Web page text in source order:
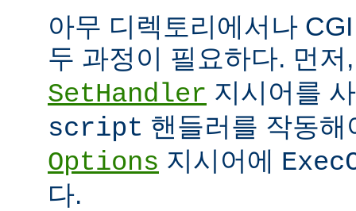
아무 디렉토리에서나
두 과정이 필요하다. 먼
SetHandler 지시어를
script 핸들러를 작동
Options 지시어에
다.